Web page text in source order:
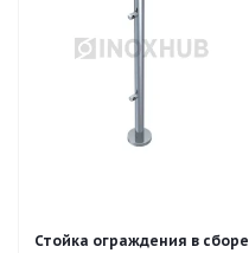
Стойка ограждения в сборе